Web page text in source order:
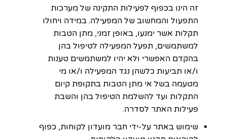
זה הינו בכפוף לפעילות התקינה של מערכות
התפעול והמחשוב של המפעילה. במידה ויחולו
תקלות אשר ימנעו, באופן זמני, מתן הטבות
למשתמשים, תפעל המפעילה לטיפול בהן
בהקדם האפשרי ולא יהיו למשתמשים טענות
ו/או תביעות כלשהן נגד המפעילה ו/או מי
מטעמה בשל אי מתן הטבות בתקופת קיום
התקלות ועד להשלמת הטיפול בהן והשבת
פעילות האתר לסדרה.
שימוש באתר על-ידי חבר מועדון לקוחות, כפוף